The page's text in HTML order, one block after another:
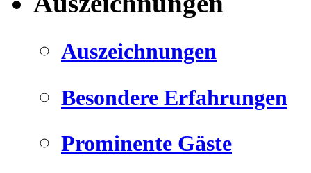
Auszeichnungen
Besondere Erfahrungen
Prominente Gäste